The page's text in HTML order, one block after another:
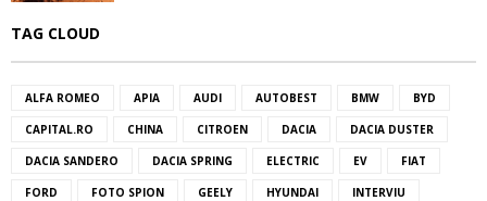
TAG CLOUD
ALFA ROMEO APIA AUDI AUTOBEST BMW BYD
CAPITAL.RO CHINA CITROEN DACIA DACIA DUSTER
DACIA SANDERO DACIA SPRING ELECTRIC EV FIAT
FORD FOTO SPION GEELY HYUNDAI INTERVIU